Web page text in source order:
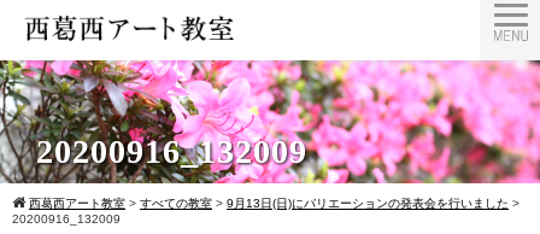
20200916_132009
西葛西アート教室 > すべての教室 > 9月13日(日)にバリエーションの発表会を行いました >
20200916_132009